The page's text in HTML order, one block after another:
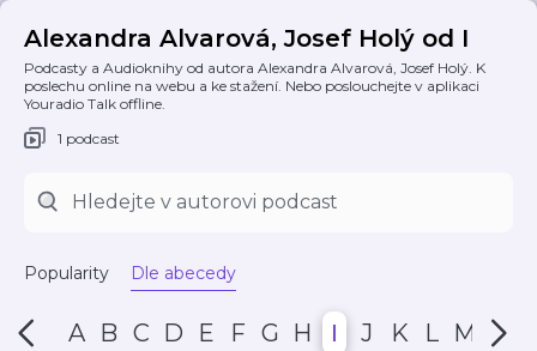
Alexandra Alvarová, Josef Holý od I
Podcasty a Audioknihy od autora Alexandra Alvarová, Josef Holý. K
poslechu online na webu a ke stažení. Nebo poslouchejte v aplikaci
Youradio Talk offline.
1 podcast
Popularity Dle abecedy
A B C D E F G H I J K L M N